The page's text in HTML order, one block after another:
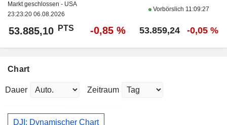
Markt geschlossen - USA
23:23:20 06.08.2026
Vorbörslich 11:09:27
53.885,10 PTS -0,85 % 53.859,24 -0,05 %
Chart
Dauer Zeitraum
DJI: Dynamischer Chart